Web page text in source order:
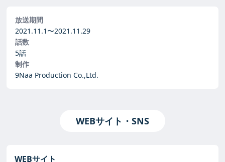
放送期間
2021.11.1〜2021.11.29
話数
5話
制作
9Naa Production Co.,Ltd.
WEBサイト・SNS
WEBサイト